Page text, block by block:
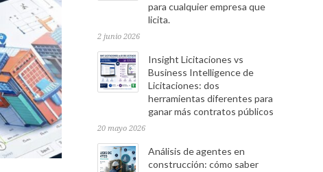
para cualquier empresa que
licita.
2 junio 2026
Insight Licitaciones vs
Business Intelligence de
Licitaciones: dos
herramientas diferentes para
ganar más contratos públicos
20 mayo 2026
Análisis de agentes en
construcción: cómo saber